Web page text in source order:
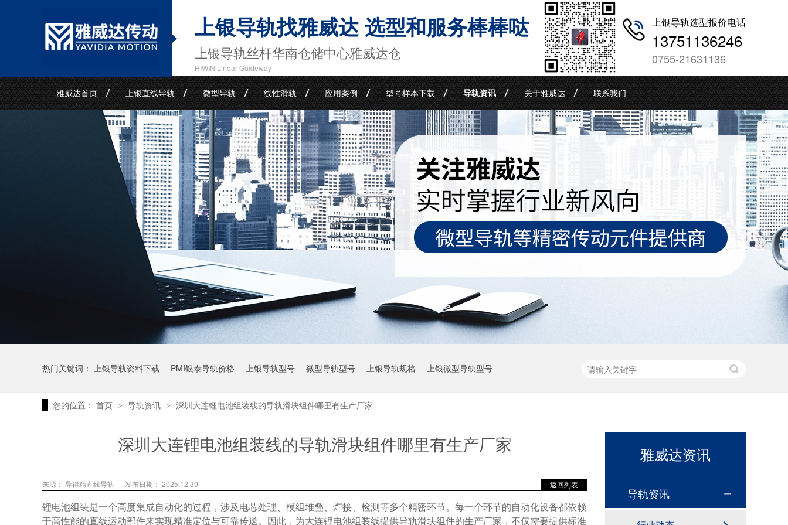
上银导轨找雅威达 选型和服务棒棒哒
上银导轨丝杆华南仓储中心雅威达仓
HIWIN Linear Guideway
上银导轨选型报价电话
13751136246
0755-21631136
雅威达首页 上银直线导轨 微型导轨 线性滑轨 应用案例 型号样本下载 导轨资讯 关于雅威达 联系我们
热门关键词： 上银导轨资料下载 PMI银泰导轨价格 上银导轨型号 微型导轨型号 上银导轨规格 上银微型导轨型号
您的位置： 首页 > 导轨资讯 > 深圳大连锂电池组装线的导轨滑块组件哪里有生产厂家
深圳大连锂电池组装线的导轨滑块组件哪里有生产厂家
返回列表
来源： 导得精直线导轨 发布日期： 2025.12.30
锂电池组装是一个高度集成自动化的过程，涉及电芯处理、模组堆叠、焊接、检测等多个精密环节。每一个环节的自动化设备都依赖
于高性能的直线运动部件来实现精准定位与可靠传送。因此，为大连锂电池组装线提供导轨滑块组件的生产厂家，不仅需要提供标准
雅威达资讯
导轨资讯